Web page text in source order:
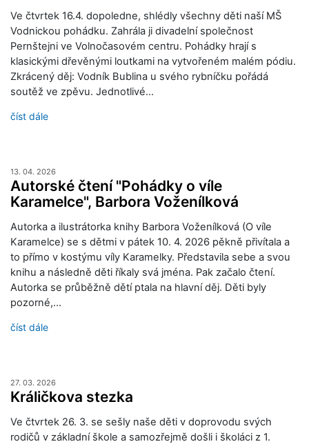
Ve čtvrtek 16.4. dopoledne, shlédly všechny děti naší MŠ
Vodnickou pohádku. Zahrála ji divadelní společnost
Pernštejni ve Volnočasovém centru. Pohádky hrají s
klasickými dřevěnými loutkami na vytvořeném malém pódiu.
Zkrácený děj: Vodník Bublina u svého rybníčku pořádá
soutěž ve zpěvu. Jednotlivé…
číst dále
13. 04. 2026
Autorské čtení "Pohádky o víle
Karamelce", Barbora Voženílková
Autorka a ilustrátorka knihy Barbora Voženílková (O víle
Karamelce) se s dětmi v pátek 10. 4. 2026 pěkně přivítala a
to přímo v kostýmu víly Karamelky. Představila sebe a svou
knihu a následně děti říkaly svá jména. Pak začalo čtení.
Autorka se průběžně dětí ptala na hlavní děj. Děti byly
pozorné,…
číst dále
27. 03. 2026
Králičkova stezka
Ve čtvrtek 26. 3. se sešly naše děti v doprovodu svých
rodičů v základní škole a samozřejmě došli i školáci z 1.